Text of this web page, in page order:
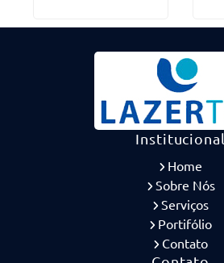
Institucional
Home
Sobre Nós
Serviços
Portifólio
Contato